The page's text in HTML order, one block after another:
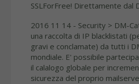
SSLForFree! Direttamente dal
2016 11 14 - Security > DM-
una raccolta di IP blacklistati
gravi e conclamate) da tutti i
mondiale. E' possibile
il calalogo globale per
sicurezza del proprio